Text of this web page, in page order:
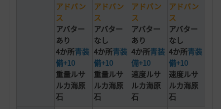
アドバン
ス
アバター
あり
4か所青装
備+10
重量ルサ
ルカ海原
石
アドバン
ス
アバター
なし
4か所青装
備+10
重量ルサ
ルカ海原
石
アドバン
ス
アバター
あり
4か所青装
備+10
速度ルサ
ルカ海原
石
アドバン
ス
アバター
なし
4か所青装
備+10
速度ルサ
ルカ海原
石